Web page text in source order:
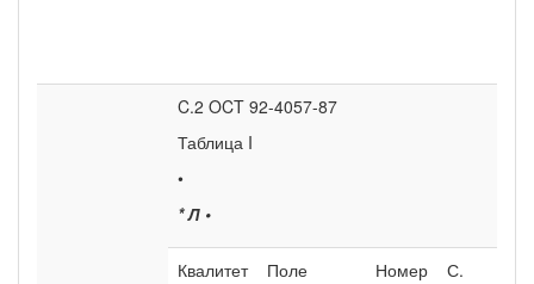
C.2 OCT 92-4057-87
Таблица I
•
* Л •
Квалитет
Поле
Номер
С.